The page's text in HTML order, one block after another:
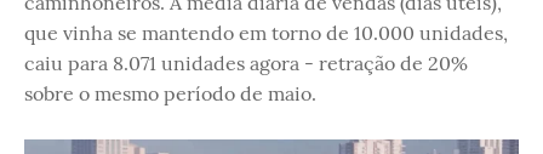
que vinha se mantendo em torno de 10.000 unidades,
caiu para 8.071 unidades agora - retração de 20%
sobre o mesmo período de maio.